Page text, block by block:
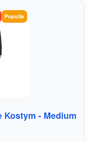
Populär
Kostym - Medium